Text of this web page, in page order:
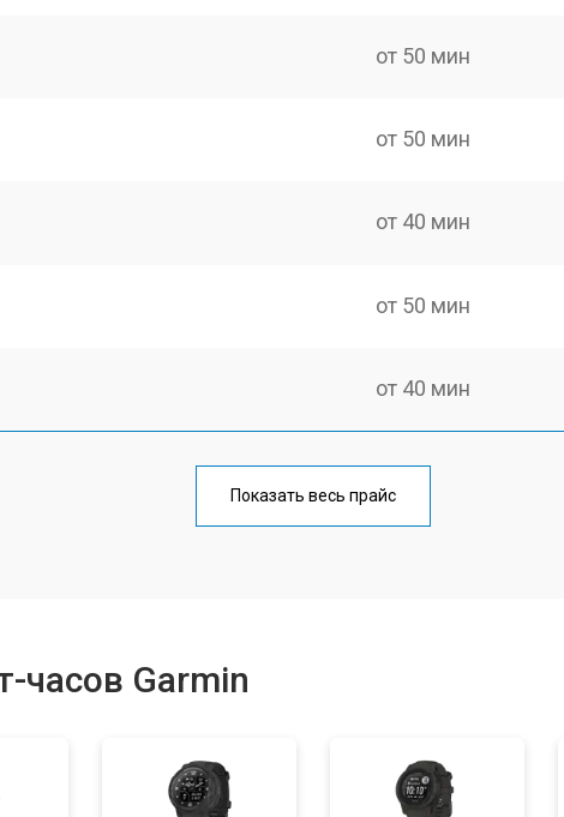
от 50 мин
от 50 мин
от 40 мин
от 50 мин
от 40 мин
от 60 мин
от 60 мин
Показать весь прайс
часов Garmin